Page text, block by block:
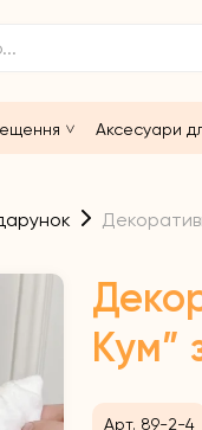
Аксесуари
Кум”
Арт. 89-2-4